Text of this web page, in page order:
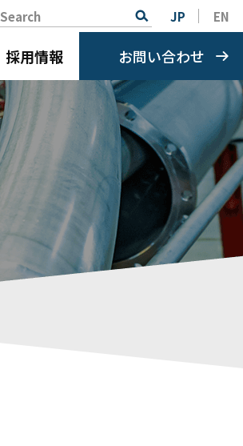
Search JP EN
採用情報 お問い合わせ